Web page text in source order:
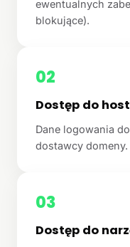
ewentualnych
blokujące).
02
Dostęp do
Dane logowania
dostawcy domeny.
03
Dostęp do